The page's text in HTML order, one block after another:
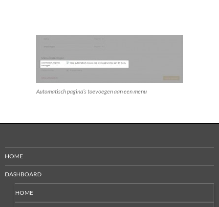
Automatisch pagina’s toevoegen aan een menu
HOME
DASHBOARD
HOME